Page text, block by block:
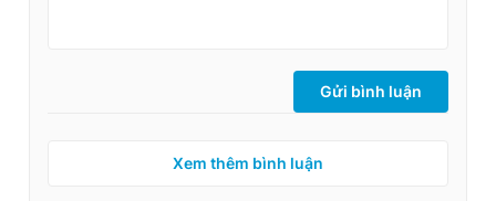
Gửi bình luận
Xem thêm bình luận